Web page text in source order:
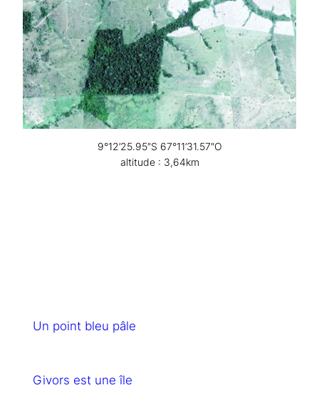
9°12’25.95″S 67°11’31.57″O
altitude : 3,64km
Un point bleu pâle
Givors est une île